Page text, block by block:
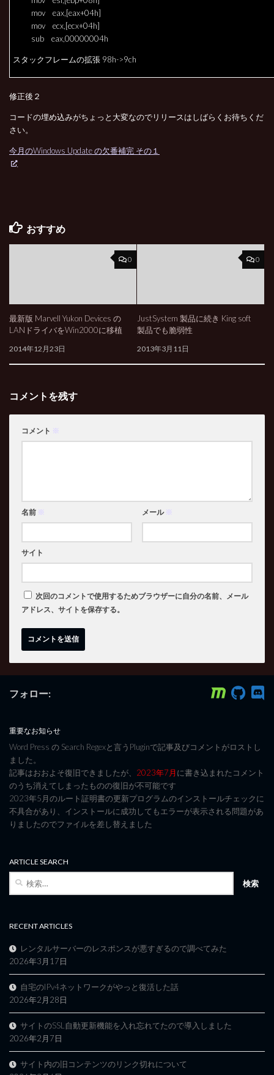
mov eax,[eax+04h]
mov ecx,[ecx+04h]
sub eax,00000004h
スタックフレームの拡張 98h->9ch
修正後２
コードの埋め込みがちょっと大変なのでリリースはしばらくお待ちくだ
さい。
今月のWindows Update の欠番補完 その１
おすすめ
0
最新版 Marvell Yukon Devices の
LANドライバをWin2000に移植
2014年12月23日
0
JustSystem 製品に続き King soft
製品でも脆弱性
2013年3月11日
コメントを残す
コメント ※
名前 ※ メール ※
サイト
次回のコメントで使用するためブラウザーに自分の名前、メール
アドレス、サイトを保存する。
フォロー:
重要なお知らせ
Word Press の Search Regexと言うPluginで記事及びコメントがロストし
ました。
記事はおおよそ復旧できましたが、 2023年7月に書き込まれたコメント
のうち消えてしまったものの復旧が不可能です
2023年5月のルート証明書の更新プログラムのインストールチェックに
不具合があり、インストールに成功してもエラーが表示される問題があ
りましたのでファイルを差し替えました
ARTICLE SEARCH
RECENT ARTICLES
レンタルサーバーのレスポンスが悪すぎるので調べてみた
2026年3月17日
自宅のIPv4ネットワークがやっと復活した話
2026年2月28日
サイトのSSL自動更新機能を入れ忘れてたので導入しました
2026年2月7日
サイト内の旧コンテンツのリンク切れについて